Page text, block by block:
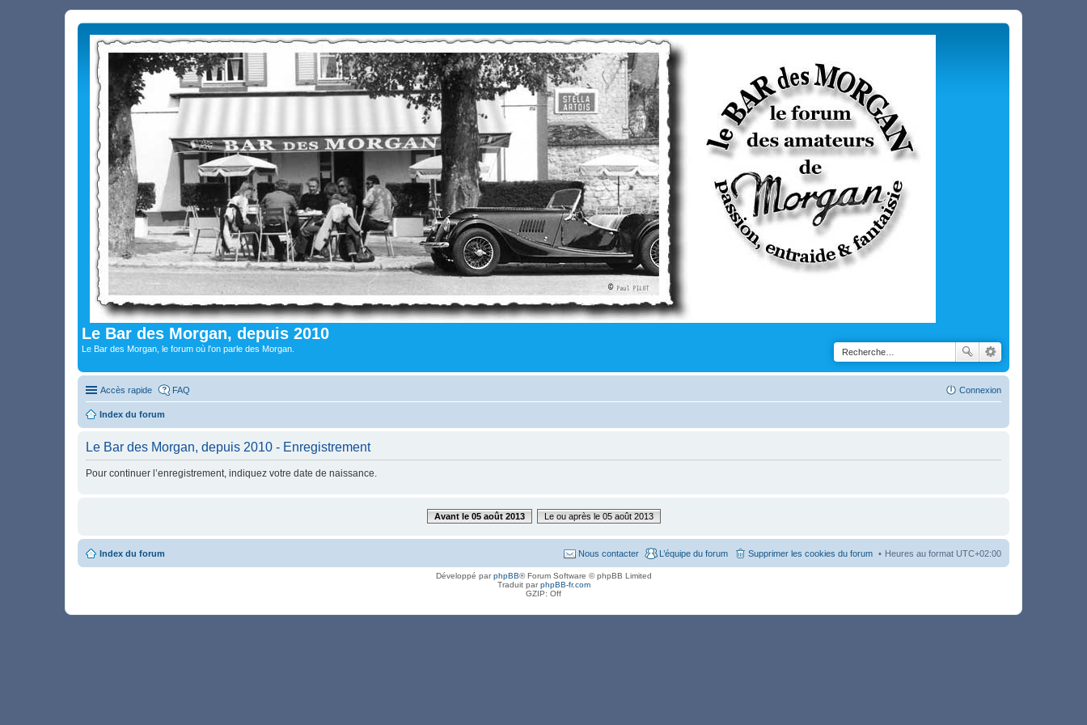
Le Bar des Morgan, depuis 2010
Le Bar des Morgan, le forum où l'on parle des Morgan.
Accès rapide FAQ Connexion
Index du forum
Le Bar des Morgan, depuis 2010 - Enregistrement
Pour continuer l’enregistrement, indiquez votre date de naissance.
Avant le 05 août 2013 Le ou après le 05 août 2013
Index du forum Heures au format UTC+02:00
Supprimer les cookies du forum
L’équipe du forum
Nous contacter
Développé parphpBB® Forum Software © phpBB Limited
Traduit parphpBB-fr.com
GZIP: Off